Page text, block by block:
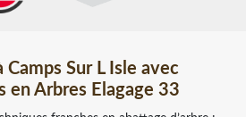
Camps Sur L Isle avec
en Arbres Elagage 33